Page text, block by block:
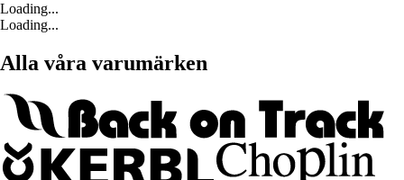
Loading...
Loading...
Alla våra varumärken